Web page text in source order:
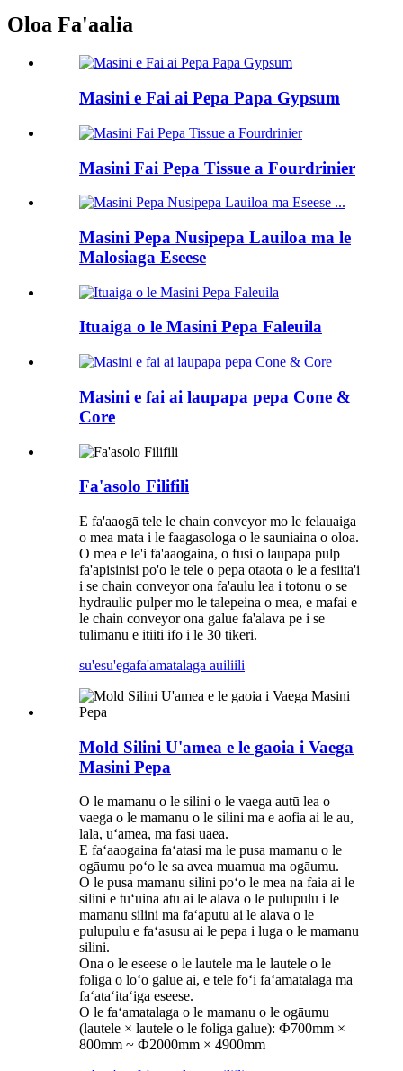
Oloa Fa'aalia
Masini e Fai ai Pepa Papa Gypsum
Masini Fai Pepa Tissue a Fourdrinier
Masini Pepa Nusipepa Lauiloa ma le
Malosiaga Eseese
Ituaiga o le Masini Pepa Faleuila
Masini e fai ai laupapa pepa Cone &
Core
Fa'asolo Filifili
E fa'aaogā tele le chain conveyor mo le felauaiga
o mea mata i le faagasologa o le sauniaina o oloa.
O mea e le'i fa'aaogaina, o fusi o laupapa pulp
fa'apisinisi po'o le tele o pepa otaota o le a fesiita'i
i se chain conveyor ona fa'aulu lea i totonu o se
hydraulic pulper mo le talepeina o mea, e mafai e
le chain conveyor ona galue fa'alava pe i se
tulimanu e itiiti ifo i le 30 tikeri.
su'esu'egafa'amatalaga auiliili
Mold Silini U'amea e le gaoia i Vaega
Masini Pepa
O le mamanu o le silini o le vaega autū lea o
vaega o le mamanu o le silini ma e aofia ai le au,
lālā, uʻamea, ma fasi uaea.
E faʻaaogaina faʻatasi ma le pusa mamanu o le
ogāumu poʻo le sa avea muamua ma ogāumu.
O le pusa mamanu silini poʻo le mea na faia ai le
silini e tuʻuina atu ai le alava o le pulupulu i le
mamanu silini ma faʻaputu ai le alava o le
pulupulu e faʻasusu ai le pepa i luga o le mamanu
silini.
Ona o le eseese o le lautele ma le lautele o le
foliga o loʻo galue ai, e tele foʻi faʻamatalaga ma
faʻataʻitaʻiga eseese.
O le faʻamatalaga o le mamanu o le ogāumu
(lautele × lautele o le foliga galue): Ф700mm ×
800mm ~ Ф2000mm × 4900mm